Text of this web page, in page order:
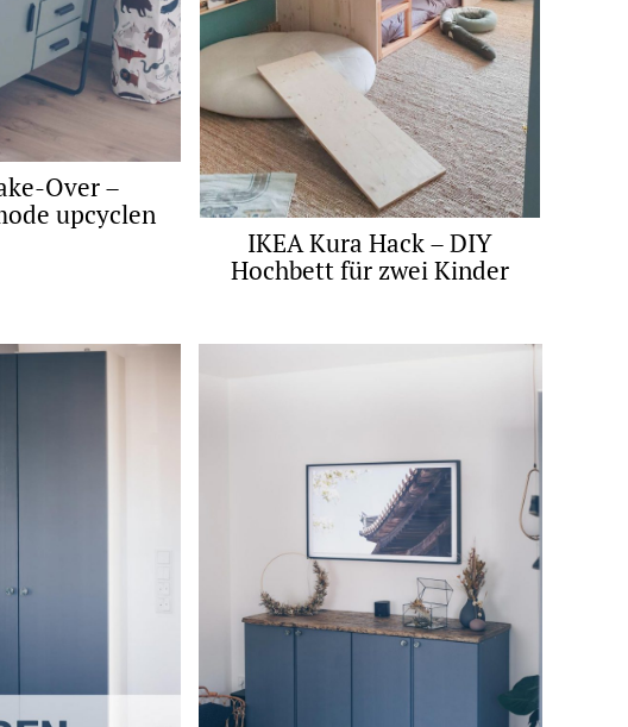
Over –
upcyclen
IKEA Kura Hack – DIY
Hochbett für zwei Kinder